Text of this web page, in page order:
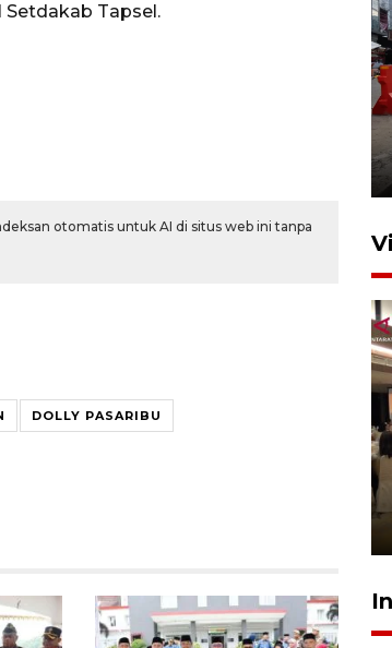
Setdakab Tapsel.
otomatis untuk AI di situs web ini tanpa
DOLLY PASARIBU